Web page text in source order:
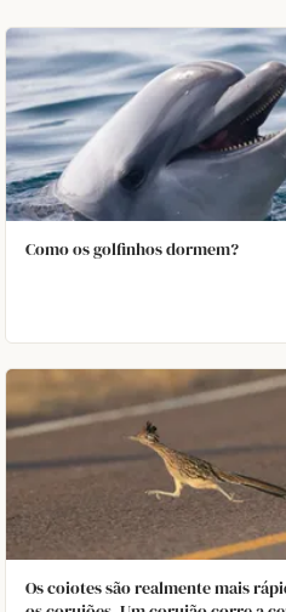
Como os golfinhos dormem?
Os coiotes são realmente mais